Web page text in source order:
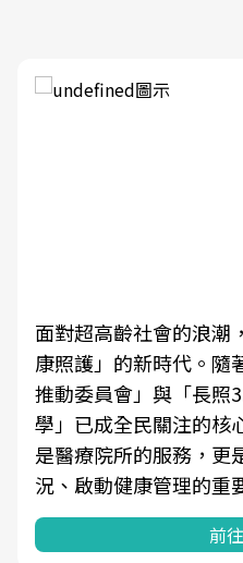
面對超高齡社會的浪潮
康照護」的新時代。隨
推動委員會」與「長照
學」已成全民關注的核
是醫療院所的服務，更
況、啟動健康管理的重
前